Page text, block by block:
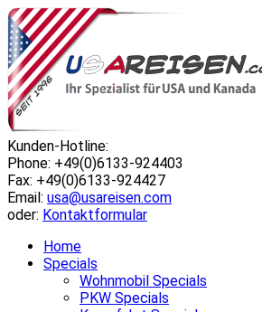
Kunden-Hotline:
Phone: +49(0)6133-924403
Fax: +49(0)6133-924427
Email: usa@usareisen.com
oder: Kontaktformular
Home
Specials
Wohnmobil Specials
PKW Specials